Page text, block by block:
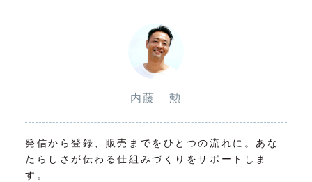
内藤 勲
発信から登録、販売までをひとつの流れに。あな
たらしさが伝わる仕組みづくりをサポートしま
す。